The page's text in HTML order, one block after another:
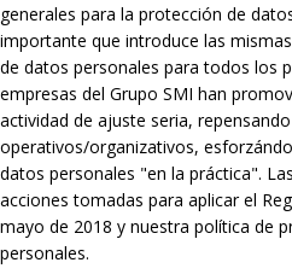
generales para la protección de
importante que introduce las
de datos personales para todos los
empresas del Grupo SMI han
actividad de ajuste seria,
operativos/organizativos,
datos personales "en la práctica".
acciones tomadas para aplicar el
mayo de 2018 y nuestra política de
personales.